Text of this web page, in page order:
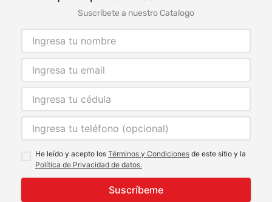
Suscríbete a nuestro Catalogo
He leído y acepto los Términos y Condiciones de este sitio y la
Política de Privacidad de datos.
Suscríbeme